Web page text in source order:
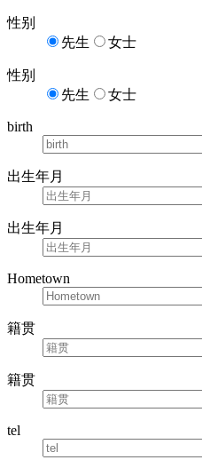
性别
先生
女士
性别
先生
女士
birth
出生年月
出生年月
Hometown
籍贯
籍贯
tel